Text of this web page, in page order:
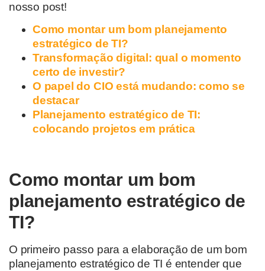
nosso post!
Como montar um bom planejamento
estratégico de TI?
Transformação digital: qual o momento
certo de investir?
O papel do CIO está mudando: como se
destacar
Planejamento estratégico de TI:
colocando projetos em prática
Como montar um bom
planejamento estratégico de
TI?
O primeiro passo para a elaboração de um bom
planejamento estratégico de TI é entender que